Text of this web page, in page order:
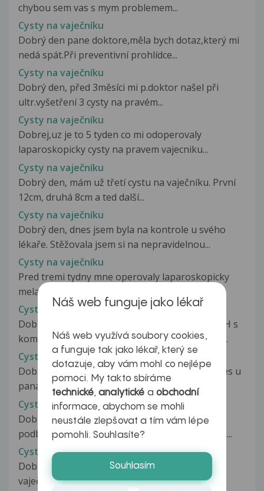
chybou sem vas s mym problemem...
Cysty na vaječníku
Dobrý den pane doktore,měla bych dotaz,který mi
nedá spát.Při preventivní prohlídce...
Cysty na vaječníku
Dobrý den, před 3měsíci mi p.doktor našel při
ultr.vyšetření 3 cysty na pravém...
Cysty na vaječníku
Dobrej,uz je to 5 tyden co mi odoperovaly
laparoskopicky cysty na pravem vajecniku...
Cysty na vaječníku
Dobrý den, mám už třetí cystu na vaječníku. První
12cm, druhá 8cm a ted další...
Cysty na vaječníku
Dobrý den, dnes jsem byla na kontrole u svého
lékaře. Stěžovala jsem si na nepravidelnou...
Cysty na vaječníku
Pred tremi tydny mne operovaly laparoskopicky
mela jsem na pravem vajecniku...
Cysty na vaječníku
Dobrý den pane doktore,jsem 3 měsíce po LAVH s
komplikovaným pooperačním průběhem.Třetí...
Cysty na vaječníku
Dobrý den, aby toho nebylo málo byla jsem dnes u
pana doktora, kdy již nějakou...
Cysty na vaječníků
Dobrý večer,mám dotaz,měla jsem bolesti
podbřišku,byla jsem na ultrazvuk.vyšetřen,řekli...
Cysty na vaječníku
Dobrý den, můj gynekolog mě našel cystu na
vaječníku a poslal mě na ultrazvuk...
Náš web funguje jako lékař
Náš web využívá soubory cookies,
a funguje tak jako lékař, který se
dotazuje, aby vám mohl co nejlépe
pomoci. My takto sbíráme
technické,analytické a obchodní
informace, abychom se mohli
neustále zlepšovat a tím vám lépe
pomohli. Souhlasíte?
Souhlasím